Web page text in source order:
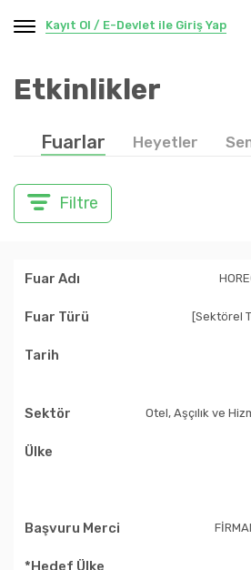
Kayıt Ol / E-Devlet ile Giriş Yap
Etkinlikler
Fuarlar Heyetler
Filtre
[Sektörel
Otel, Aşçılık ve